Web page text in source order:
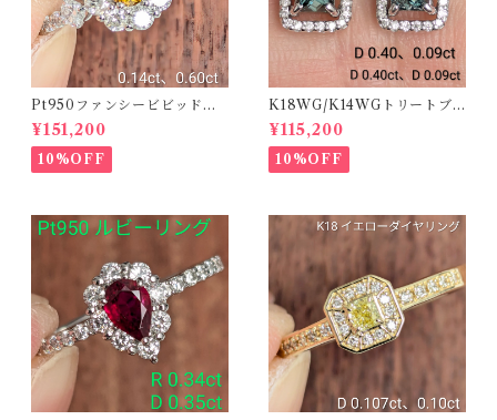
Pt950ファンシービビッドオ
レンジィイエローダイヤリン
グ D 0.144ct D 0.60ct【PR
O208782】
¥151,200
10%OFF
K18WG/K14WGトリートブ
ルーダイヤピアス 【PRO20
8939】
¥115,200
10%OFF